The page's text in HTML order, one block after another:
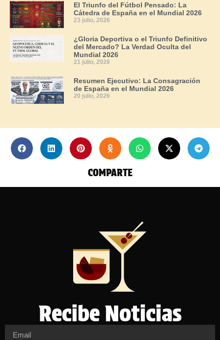
El Triunfo del Fútbol Pensado: La
Cátedra de España en el Mundial 2026
23 julio, 2026
¿Gloria Deportiva o el Triunfo Definitivo
del Mercado? La Verdad Oculta del
Mundial 2026
21 julio, 2026
Resumen Ejecutivo: La Consagración
de España en el Mundial 2026
20 julio, 2026
COMPARTE
Recibe Noticias